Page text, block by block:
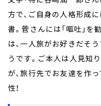
方で、ご自身の人格形成
書。菅さんには「嘔吐」を
は、一人旅がお好きだそ
うです。ご本人は人見知
が、旅行先でお友達を作
性！